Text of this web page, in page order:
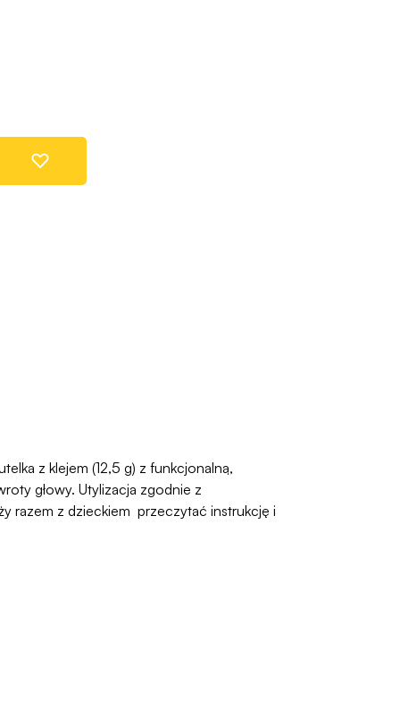
z klejem (12,5 g) z funkcjonalną,
głowy. Utylizacja zgodnie z
razem z dzieckiem przeczytać instrukcję i